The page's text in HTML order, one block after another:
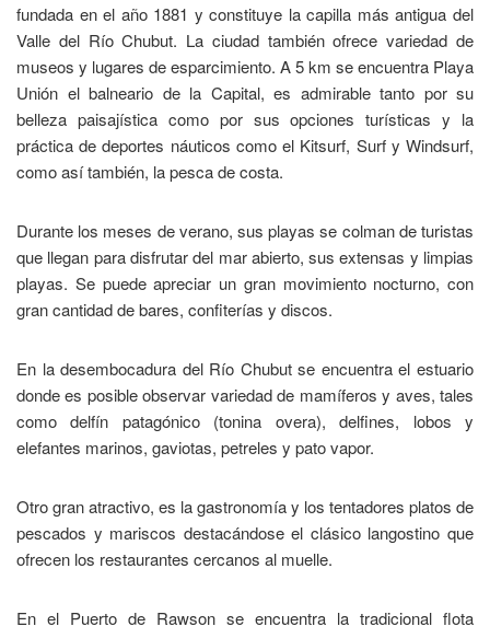
fundada en el año 1881 y constituye la capilla más antigua del
Valle del Río Chubut. La ciudad también ofrece variedad de
museos y lugares de esparcimiento. A 5 km se encuentra Playa
Unión el balneario de la Capital, es admirable tanto por su
belleza paisajística como por sus opciones turísticas y la
práctica de deportes náuticos como el Kitsurf, Surf y Windsurf,
como así también, la pesca de costa.
Durante los meses de verano, sus playas se colman de turistas
que llegan para disfrutar del mar abierto, sus extensas y limpias
playas. Se puede apreciar un gran movimiento nocturno, con
gran cantidad de bares, confiterías y discos.
En la desembocadura del Río Chubut se encuentra el estuario
donde es posible observar variedad de mamíferos y aves, tales
como delfín patagónico (tonina overa), delfines, lobos y
elefantes marinos, gaviotas, petreles y pato vapor.
Otro gran atractivo, es la gastronomía y los tentadores platos de
pescados y mariscos destacándose el clásico langostino que
ofrecen los restaurantes cercanos al muelle.
En el Puerto de Rawson se encuentra la tradicional flota